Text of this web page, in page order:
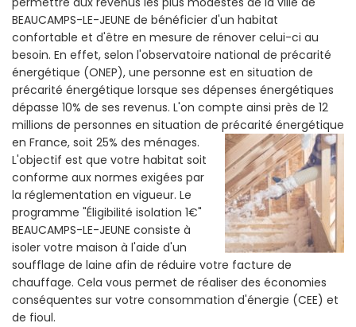
BEAUCAMPS-LE-JEUNE de bénéficier d'un habitat
confortable et d'être en mesure de rénover celui-ci au
besoin. En effet, selon l'observatoire national de précarité
énergétique (ONEP), une personne est en situation de
précarité énergétique lorsque ses dépenses énergétiques
dépasse 10% de ses revenus. L'on compte ainsi près de 12
millions de personnes en situation de précarité énergétique
en France, soit 25% des ménages.
L'objectif est que votre habitat soit
conforme aux normes exigées par
la réglementation en vigueur. Le
programme "Éligibilité isolation 1€"
BEAUCAMPS-LE-JEUNE consiste à
isoler votre maison à l'aide d'un
soufflage de laine afin de réduire votre facture de
chauffage. Cela vous permet de réaliser des économies
conséquentes sur votre consommation d'énergie (CEE) et
de fioul.